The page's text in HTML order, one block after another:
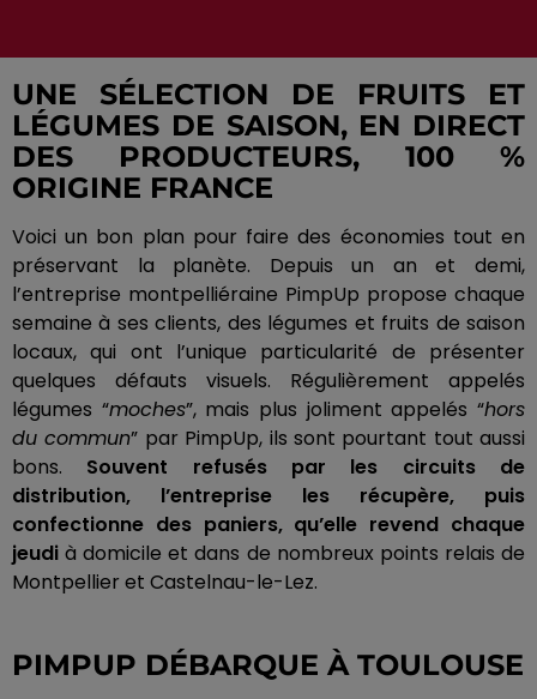
UNE SÉLECTION DE FRUITS ET
LÉGUMES DE SAISON, EN DIRECT
DES PRODUCTEURS, 100 %
ORIGINE FRANCE
Voici un bon plan pour faire des économies tout en
préservant la planète. Depuis un an et demi,
l’entreprise montpelliéraine PimpUp propose chaque
semaine à ses clients, des légumes et fruits de saison
locaux, qui ont l’unique particularité de présenter
quelques défauts visuels. Régulièrement appelés
légumes “moches”, mais plus joliment appelés “hors
du commun” par PimpUp, ils sont pourtant tout aussi
bons.
Souvent refuséspar les circuits de
distribution, l’entreprise les récupère, puis
confectionne des paniers, qu’elle revend chaque
jeudi à domicile et dans de nombreux points relais de
Montpellier et Castelnau-le-Lez.
PIMPUP DÉBARQUE À TOULOUSE